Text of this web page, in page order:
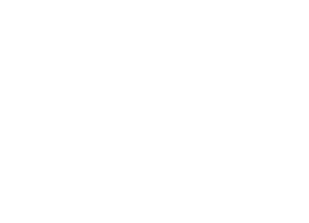
que brilla bajo la luz del sol.
con la frescura del agua, creando una fragancia
me acompaña mientras sigo mi ritual. El sonido de